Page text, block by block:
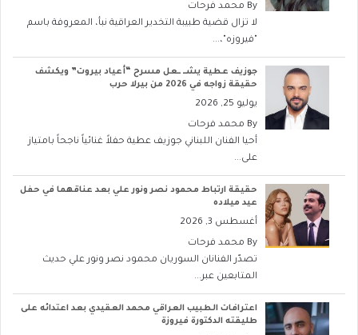
By محمد فرحات
لا تزال قضية طبيبة التخدير العراقية نبأ، المعروفة باسم
"فيروزه"،...
جوزيف عطية يشــ ــعل مسرح “أعياد بيروت” ويكشف
حقيقة زواجه في 2026 من بيرلا حرب
يوليو 25, 2026
By محمد فرحات
أحيا الفنان اللبناني جوزيف عطية حفلاً غنائياً ناجحاً بامتياز
على...
حقيقة ارتباط محمود نصر ونور علي بعد عناقهما في حفل
عيد ميلاده
أغسطس 3, 2026
By محمد فرحات
تصدّر الفنانان السوريان محمود نصر ونور علي حديث
المتابعين عبر...
اعترافات الطبيب العراقي محمد العقيدي بعد اعتدائه على
طليقته الدكتورة فيروزة